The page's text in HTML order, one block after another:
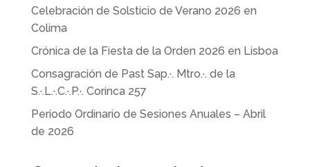
Celebración de Solsticio de Verano 2026 en
Colima
Crónica de la Fiesta de la Orden 2026 en Lisboa
Consagración de Past Sap.·. Mtro.·. de la
S.·.L.·.C.·.P.·. Corinca 257
Período Ordinario de Sesiones Anuales – Abril
de 2026